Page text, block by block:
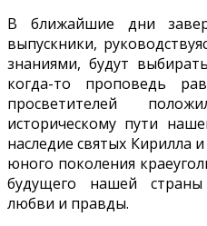
В ближайшие дни
выпускники,
знаниями, будут
когда-то проповедь
просветителей
историческому пути
наследие святых Кирилла
юного поколения
будущего нашей
любви и правды.